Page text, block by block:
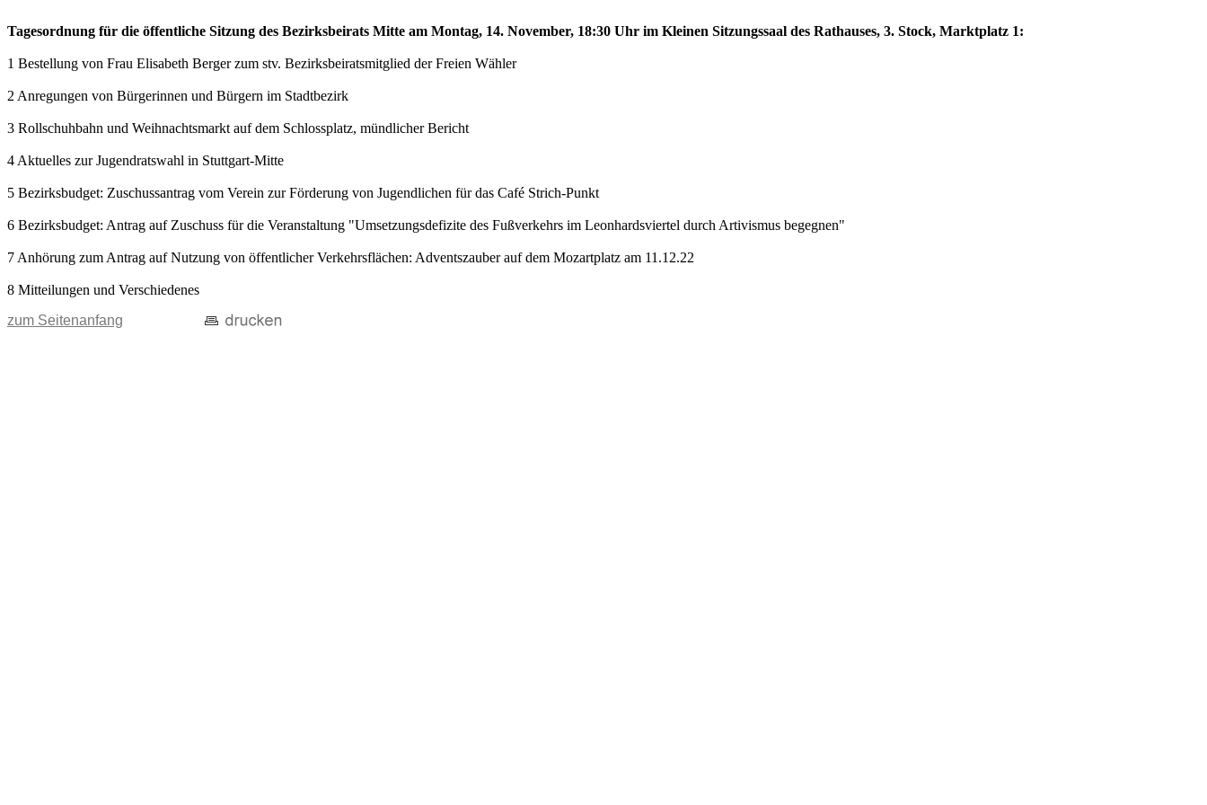
Tagesordnung für die öffentliche Sitzung des Bezirksbeirats Mitte am Montag, 14. November, 18:30 Uhr im Kleinen Sitzungssaal des Rathauses, 3. Stock, Marktplatz 1:
1 Bestellung von Frau Elisabeth Berger zum stv. Bezirksbeiratsmitglied der Freien Wähler
2 Anregungen von Bürgerinnen und Bürgern im Stadtbezirk
3 Rollschuhbahn und Weihnachtsmarkt auf dem Schlossplatz, mündlicher Bericht
4 Aktuelles zur Jugendratswahl in Stuttgart-Mitte
5 Bezirksbudget: Zuschussantrag vom Verein zur Förderung von Jugendlichen für das Café Strich-Punkt
6 Bezirksbudget: Antrag auf Zuschuss für die Veranstaltung "Umsetzungsdefizite des Fußverkehrs im Leonhardsviertel durch Artivismus begegnen"
7 Anhörung zum Antrag auf Nutzung von öffentlicher Verkehrsflächen: Adventszauber auf dem Mozartplatz am 11.12.22
8 Mitteilungen und Verschiedenes
zum Seitenanfang